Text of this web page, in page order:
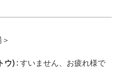
ウ) :すいません、お疲れ様で